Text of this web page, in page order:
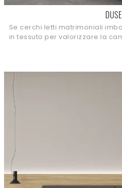
DUSE
Se cerchi letti matrimoniali
in tessuto per valorizzare la